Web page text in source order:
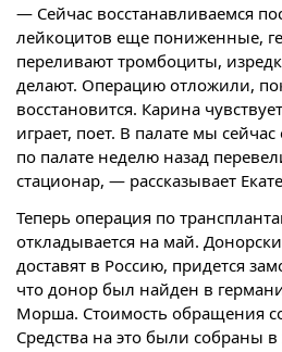
— Сейчас восстанавливаемся
лейкоцитов еще пониженные,
переливают тромбоциты,
делают. Операцию отложили,
восстановится. Карина
играет, поет. В палате мы
по палате неделю назад
стационар, — рассказывает
Теперь операция по
откладывается на май.
доставят в Россию, придется
что донор был найден в
Морша. Стоимость обращения
Средства на это были собраны в